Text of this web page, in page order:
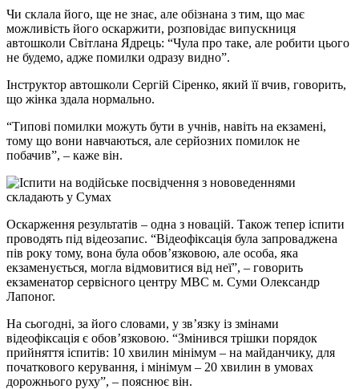
Чи склала його, ще не знає, але обізнана з тим, що має
можливість його оскаржити, розповідає випускниця
автошколи Світлана Ядрець: “Чула про таке, але робити цього
не будемо, адже помилки одразу видно”.
Інструктор автошколи Сергій Сіренко, який її вчив, говорить,
що жінка здала нормально.
“Типові помилки можуть бути в учнів, навіть на екзамені,
тому що вони навчаються, але серйозних помилок не
побачив”, – каже він.
Оскарження результатів – одна з новацій. Також тепер іспити
проводять під відеозапис. “Відеофіксація була запроваджена
пів року тому, вона була обов’язковою, але особа, яка
екзаменується, могла відмовитися від неї”, – говорить
екзаменатор сервісного центру МВС м. Суми Олександр
Лапоног.
На сьогодні, за його словами, у зв’язку із змінами
відеофіксація є обов’язковою. “Змінився трішки порядок
прийняття іспитів: 10 хвилин мінімум – на майданчику, для
початкового керування, і мінімум – 20 хвилин в умовах
дорожнього руху”, – пояснює він.